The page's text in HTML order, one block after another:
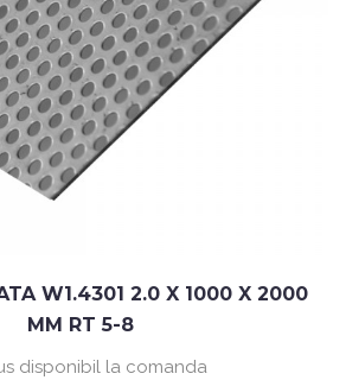
W1.4301 2.0 X 1000 X 2000
MM RT 5-8
disponibil la comanda